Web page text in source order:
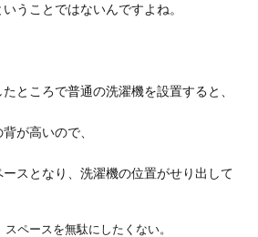
うことではないんですよね。
ところで普通の洗濯機を設置すると、
が高いので、
スとなり、洗濯機の位置がせり出して
ペースを無駄にしたくない。